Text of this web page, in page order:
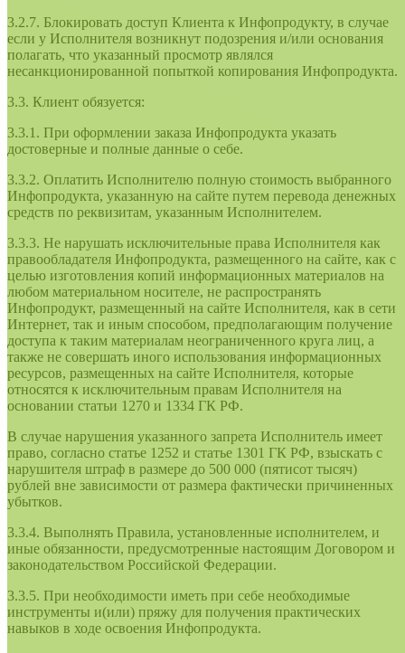
3.2.7. Блокировать доступ Клиента к Инфопродукту, в случае
если у Исполнителя возникнут подозрения и/или основания
полагать, что указанный просмотр являлся
несанкционированной попыткой копирования Инфопродукта.
3.3. Клиент обязуется:
3.3.1. При оформлении заказа Инфопродукта указать
достоверные и полные данные о себе.
3.3.2. Оплатить Исполнителю полную стоимость выбранного
Инфопродукта, указанную на сайте путем перевода денежных
средств по реквизитам, указанным Исполнителем.
3.3.3. Не нарушать исключительные права Исполнителя как
правообладателя Инфопродукта, размещенного на сайте, как с
целью изготовления копий информационных материалов на
любом материальном носителе, не распространять
Инфопродукт, размещенный на сайте Исполнителя, как в сети
Интернет, так и иным способом, предполагающим получение
доступа к таким материалам неограниченного круга лиц, а
также не совершать иного использования информационных
ресурсов, размещенных на сайте Исполнителя, которые
относятся к исключительным правам Исполнителя на
основании статьи 1270 и 1334 ГК РФ.
В случае нарушения указанного запрета Исполнитель имеет
право, согласно статье 1252 и статье 1301 ГК РФ, взыскать с
нарушителя штраф в размере до 500 000 (пятисот тысяч)
рублей вне зависимости от размера фактически причиненных
убытков.
3.3.4. Выполнять Правила, установленные исполнителем, и
иные обязанности, предусмотренные настоящим Договором и
законодательством Российской Федерации.
3.3.5. При необходимости иметь при себе необходимые
инструменты и(или) пряжу для получения практических
навыков в ходе освоения Инфопродукта.